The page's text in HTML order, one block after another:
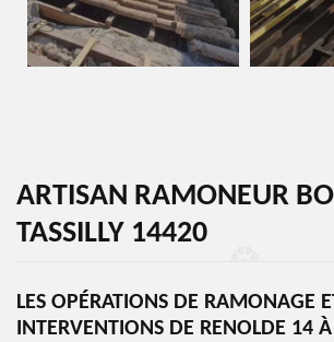
ARTISAN RAMONEUR
TASSILLY 14420
LES OPÉRATIONS DE RAMONAGE
INTERVENTIONS DE RENOLDE 14 À